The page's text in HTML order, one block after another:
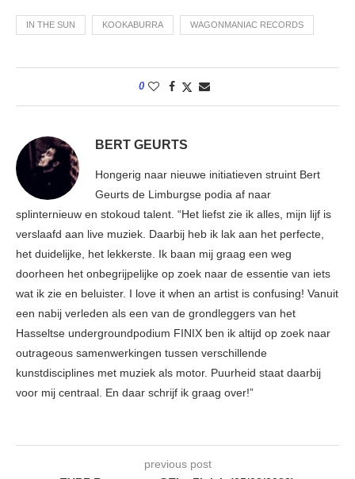
IN THE SUN KOOKABURRA WAGONMANIAC RECORDS
0
BERT GEURTS
Hongerig naar nieuwe initiatieven struint Bert
Geurts de Limburgse podia af naar
splinternieuw en stokoud talent. “Het liefst zie ik alles, mijn lijf is
verslaafd aan live muziek. Daarbij heb ik lak aan het perfecte,
het duidelijke, het lekkerste. Ik baan mij graag een weg
doorheen het onbegrijpelijke op zoek naar de essentie van iets
wat ik zie en beluister. I love it when an artist is confusing! Vanuit
een nabij verleden als een van de grondleggers van het
Hasseltse undergroundpodium FINIX ben ik altijd op zoek naar
outrageous samenwerkingen tussen verschillende
kunstdisciplines met muziek als motor. Puurheid staat daarbij
voor mij centraal. En daar schrijf ik graag over!”
previous post